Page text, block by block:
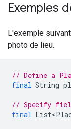
Exemples
L'exemple
photo de lieu.
// Define a
final String
// Specify
final